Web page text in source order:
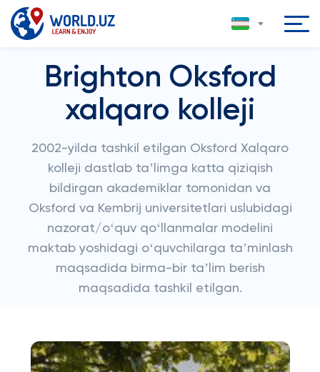
Brighton Oksford
xalqaro kolleji
2002-yilda tashkil etilgan Oksford Xalqaro
kolleji dastlab taʼlimga katta qiziqish
bildirgan akademiklar tomonidan va
Oksford va Kembrij universitetlari uslubidagi
nazorat/oʻquv qoʻllanmalar modelini
maktab yoshidagi oʻquvchilarga taʼminlash
maqsadida birma-bir taʼlim berish
maqsadida tashkil etilgan.